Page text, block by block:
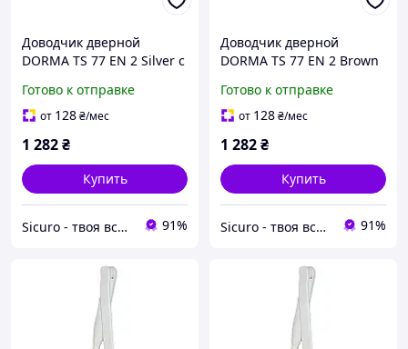
Доводчик дверной
DORMA TS 77 EN 2 Silver с
Готово к отправке
от 128₴/мес
1 282₴
Купить
Sicuro - твоя вселенная комфорта и безопасности 91%
Доводчик дверной
DORMA TS 77 EN 2 Brown
Готово к отправке
от 128₴/мес
1 282₴
Купить
Sicuro - твоя вселенная комфорта и безопасности 91%